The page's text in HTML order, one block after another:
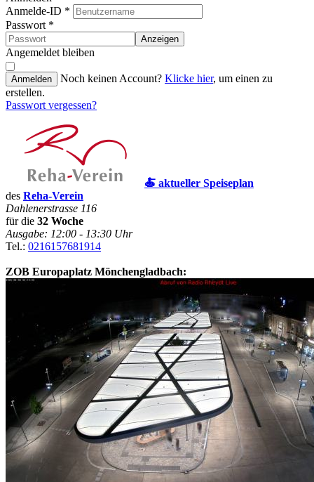
Anmelde-ID *
Passwort *
Anzeigen
Angemeldet bleiben
Anmelden Noch keinen Account? Klicke hier, um einen zu
erstellen.
Passwort vergessen?
🍝 aktueller Speiseplan
des Reha-Verein
Dahlenerstrasse 116
für die 32 Woche
Ausgabe: 12:00 - 13:30 Uhr
Tel.: 0216157681914
ZOB Europaplatz Mönchengladbach: